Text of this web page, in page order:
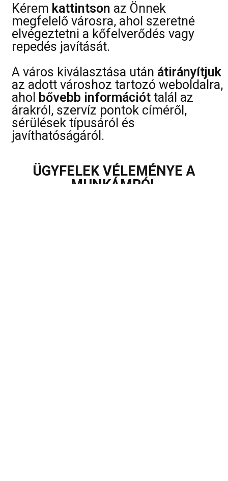
Kérem kattintson az Önnek
megfelelő városra, ahol szeretné
elvégeztetni a kőfelverődés vagy
repedés javítását.
A város kiválasztása után átirányítjuk
az adott városhoz tartozó weboldalra,
ahol bővebb információttalál az
árakról, szervíz pontok címéről,
sérülések típusáról és
javíthatóságáról.
ÜGYFELEK VÉLEMÉNYE A
MUNKÁMRÓL